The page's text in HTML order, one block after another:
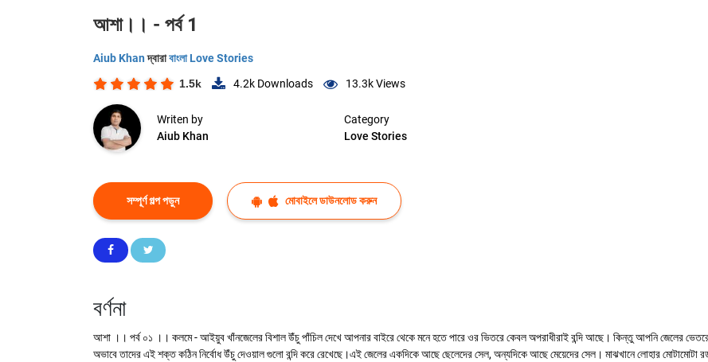
আশা।। - পর্ব 1
Aiub Khanদ্বারাবাংলা Love Stories
1.5k 4.2k Downloads 13.3kViews
Writen by
Aiub Khan
Category
Love Stories
সম্পূর্ণ গল্প পড়ুন মোবাইলে ডাউনলোড করুন
বর্ণনা
আশা ।। পর্ব ০১ ।। কলমে - আইয়ুব খাঁনজেলের বিশাল উঁচু পাঁচিল দেখে আপনার বাইরে থেকে মনে হতে পারে ওর ভিতরে কেবল অপরাধীরাই বন্দি আছে। কিন্তু আপনি জেলের
অভাবে তাদের এই শক্ত কঠিন নির্বোধ উঁচু দেওয়াল গুলো বন্দি করে রেখেছে।এই জেলের একদিকে আছে ছেলেদের সেল, অন্যদিকে আছে মেয়েদের সেল। মাঝখানে লোহার মোটামোটা